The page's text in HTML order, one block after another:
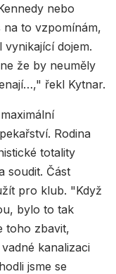
nebo
na to vzpomínám,
dojem.
že by neuměly
řekl Kytnar.
Rodina
totality
soudit. Část
pro klub. "Když
bylo to tak
toho zbavit,
kanalizaci
jsme se